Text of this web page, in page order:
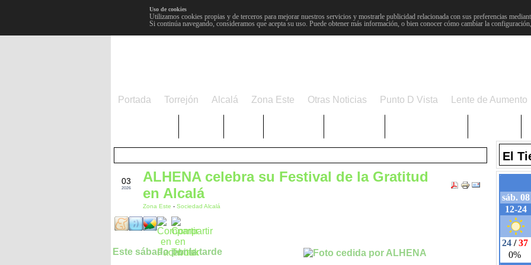
Uso de cookies
Utilizamos cookies propias y de terceros para mejorar nuestros servicios y mostrarle publicidad relacionada con sus preferencias
Si continúa navegando, consideramos que acepta su uso. Puede obtener más información, o bien conocer cómo cambiar la
Portada Torrejón Alcalá Zona Este Otras Noticias Punto D Vista Lente de Aumento
03
2026
ALHENA celebra su Festival de la Gratitud
en Alcalá
Zona Este - Sociedad Alcalá
Este sábado por la tarde
El